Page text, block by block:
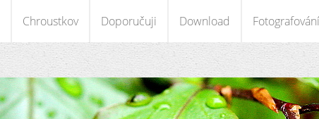
Chroustkov Doporučuji Download Fotografování